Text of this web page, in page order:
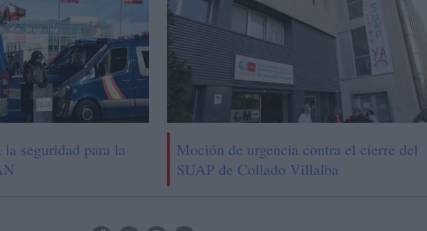
seguridad para la
Moción de urgencia contra el cierre del
SUAP de Collado Villalba